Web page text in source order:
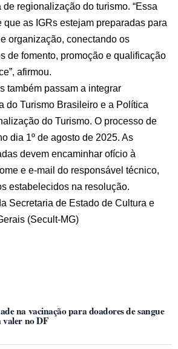
regionalização do turismo. “Essa
que as IGRs estejam preparadas para
organização, conectando os
de fomento, promoção e qualificação
afirmou.
também passam a integrar
do Turismo Brasileiro e a Política
do Turismo. O processo de
dia 1º de agosto de 2025. As
devem encaminhar ofício à
e e-mail do responsável técnico,
estabelecidos na resolução.
Secretaria de Estado de Cultura e
(Secult-MG)
na vacinação para doadores de sangue
valer no DF